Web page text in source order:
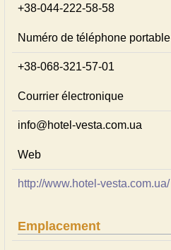
+38-044-222-58-58
Numéro de téléphone portable
+38-068-321-57-01
Courrier électronique
info@hotel-vesta.com.ua
Web
http://www.hotel-vesta.com.ua/
Emplacement